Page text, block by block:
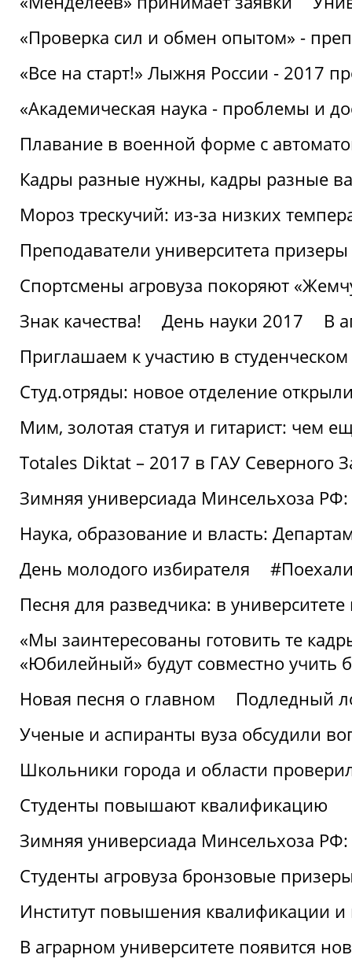
«Проверка сил и обмен опытом» -
«Все на старт!» Лыжня России - 2017
«Академическая наука - проблемы и
Плавание в военной форме с
Кадры разные нужны, кадры разные
Мороз трескучий: из-за низких
Преподаватели университета
Спортсмены агровуза покоряют
Знак качества!
День науки 2017
В
Приглашаем к участию в
Студ.отряды: новое отделение
Мим, золотая статуя и гитарист: чем
Totales Diktat – 2017 в ГАУ Северного
Зимняя универсиада Минсельхоза
Наука, образование и власть:
День молодого избирателя
Песня для разведчика: в
«Мы заинтересованы готовить те
«Юбилейный» будут совместно учить
Новая песня о главном
Подледный
Ученые и аспиранты вуза обсудили
Школьники города и области
Студенты повышают квалификацию
Зимняя универсиада Минсельхоза
Студенты агровуза бронзовые
Институт повышения квалификации и
В аграрном университете появится